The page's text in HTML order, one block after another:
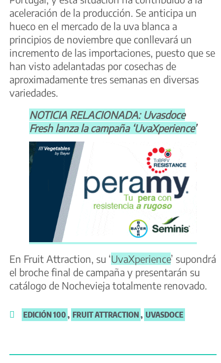
aceleración de la producción. Se anticipa un
hueco en el mercado de la uva blanca a
principios de noviembre que conllevará un
incremento de las importaciones, puesto que se
han visto adelantadas por cosechas de
aproximadamente tres semanas en diversas
variedades.
NOTICIA RELACIONADA: Uvasdoce
Fresh lanza la campaña ‘UvaXperience’
En Fruit Attraction, su ‘UvaXperience’ supondrá
el broche final de campaña y presentarán su
catálogo de Nochevieja totalmente renovado.
EDICIÓN 100 , FRUIT ATTRACTION , UVASDOCE